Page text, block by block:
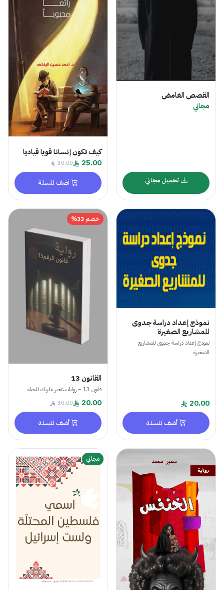
القصص الغامض
مجاني
تحميل مجاني
كيف تكون إنسانا قويا قياديا
25.00
30.00
أضف للسلة
نموذج إعداد دراسة جدوى
للمشاريع الصغيرة
نموذج إعداد دراسة جدوى للمشاريع
الصغيرة
20.00
أضف للسلة
خصم 33%
القانون 13
قانون 13 – رواية ستغير نظرتك للحياة
20.00
30.00
أضف للسلة
مجاني